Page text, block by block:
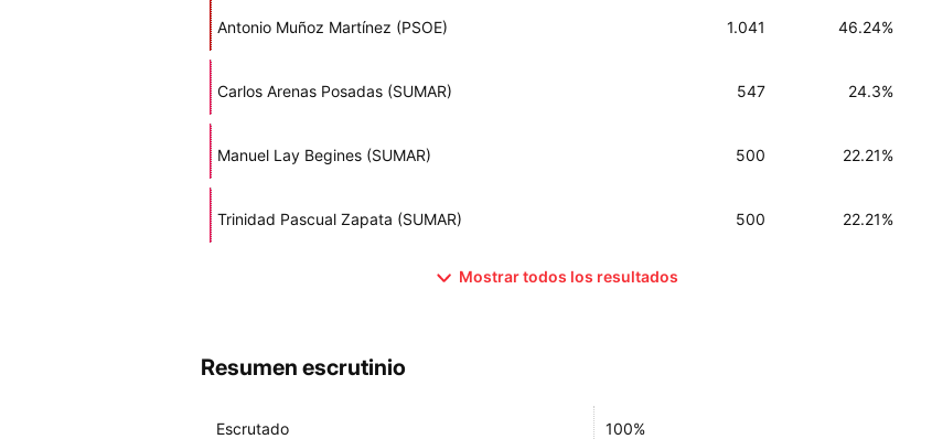
Antonio Muñoz Martínez (PSOE) 1.041 46.24%
Carlos Arenas Posadas (SUMAR) 547 24.3%
Manuel Lay Begines (SUMAR) 500 22.21%
Trinidad Pascual Zapata (SUMAR) 500 22.21%
Mostrar todos los resultados
Resumen escrutinio
Escrutado 100%